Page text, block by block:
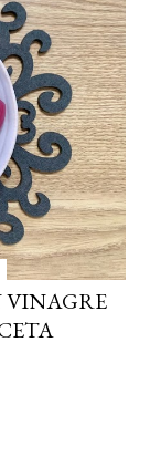
VINAGRE